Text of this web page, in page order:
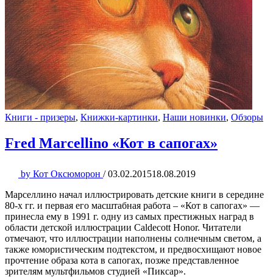
Книги - призеры, Книжки-картинки, Наши новинки, Обзоры
Fred Marcellino «Кот в сапогах»
by Кот Оксюморон / 03.02.201518.08.2019
Марселлино начал иллюстрировать детские книги в середине
80-х гг. и первая его масштабная работа – «Кот в сапогах» —
принесла ему в 1991 г. одну из самых престижных наград в
области детской иллюстрации Caldecott Honor. Читатели
отмечают, что иллюстрации наполнены солнечным светом, а
также юмористическим подтекстом, и предвосхищают новое
прочтение образа кота в сапогах, позже представленное
зрителям мультфильмов студией «Пиксар».